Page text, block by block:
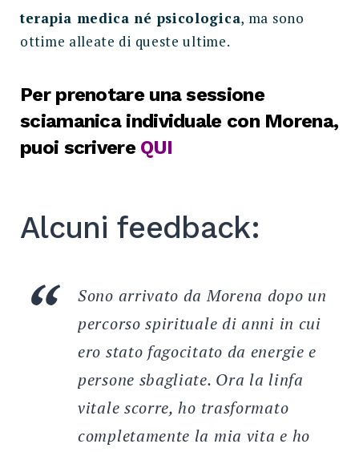
terapia medica né psicologica, ma sono
ottime alleate di queste ultime.
Per prenotare una sessione
sciamanica individuale con Morena,
puoi scrivere QUI
Alcuni feedback:
Sono arrivato da Morena dopo un
percorso spirituale di anni in cui
ero stato fagocitato da energie e
persone sbagliate. Ora la linfa
vitale scorre, ho trasformato
completamente la mia vita e ho